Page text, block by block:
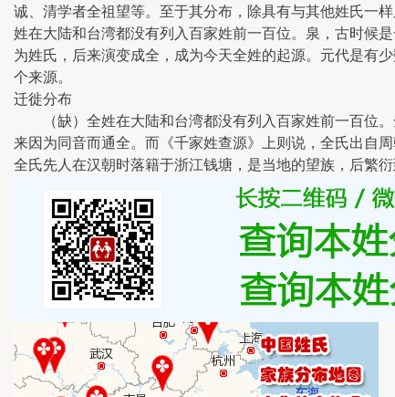
诚、清学者全祖望等。至于其分布，除具有与其他姓氏一
姓在大陆和台湾都没有列入百家姓前一百位。泉，古时候
为姓氏，后来演变成全，成为今天全姓的起源。元代是有
个来源。
迁徙分布
（缺）全姓在大陆和台湾都没有列入百家姓前一百位。
来因为同音而通全。而《千家姓查源》上则说，全氏出自周
全氏先人在汉朝时落籍于浙江钱塘，是当地的望族，后繁